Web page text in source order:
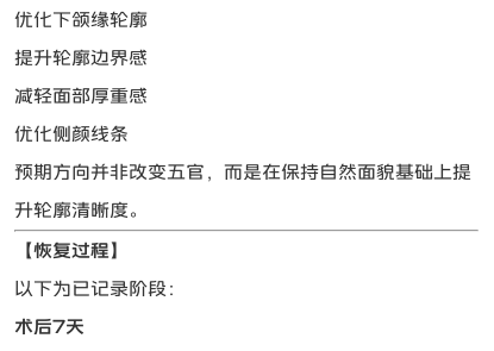
优化下颌缘轮廓
提升轮廓边界感
减轻面部厚重感
优化侧颜线条
预期方向并非改变五官，而是在保持自然面貌基础上提
升轮廓清晰度。
【恢复过程】
以下为已记录阶段：
术后7天